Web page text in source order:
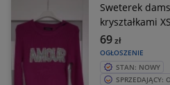
Sweterek
kryształkami
OGŁOSZENIE
69zł
STAN: NOWY
SPRZEDAJĄCY: